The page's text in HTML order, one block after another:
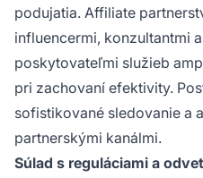
podujatia. Affiliate
influencermi, konzultantmi
poskytovateľmi služieb
pri zachovaní efektivity.
sofistikované sledovanie a
partnerskými kanálmi.
Súlad s reguláciami a